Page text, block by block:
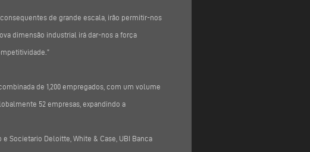
de grande escala, irão permitir-nos
dimensão industrial irá dar-nos a força
de 1,200 empregados, com um volume
52 empresas, expandindo a
Societario Deloitte, White & Case, UBI Banca